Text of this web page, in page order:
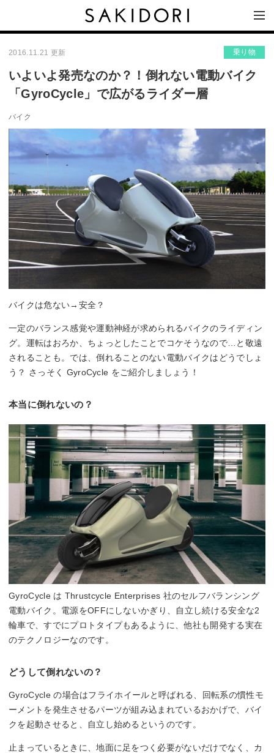
2016.11.21 更新 乗り物
いよいよ発売なのか？！倒れない電動バイク
「GyroCycle」で広がるライダー層
バイク
バイクは危ない→安全？
一定のバランス感覚や運動神経が求められるバイクのライディン
グ。運転はおろか、ちょっとしたことでコケそうなので…と敬遠
されることも。では、倒れることのない電動バイクはどうでしょ
う？ さっそく GyroCycle をご紹介しましょう！
本当に倒れないの？
GyroCycle は Thrustcycle Enterprises 社のセルフバランシング
電動バイク。電源をOFFにしないかぎり、自立し続ける安全な2
輪車で、すでにプロトタイプもあるように、他社も開発する実在
のテクノロジーなのです。
どうして倒れないの？
GyroCycle の場合はフライホイールと呼ばれる、回転系の慣性モ
ーメントを発生させるパーツが組み込まれているおかげで、バイ
クを起動させると、自立し始めるというのです。
止まっているときに、地面に足をつく必要がないだけでなく、カ